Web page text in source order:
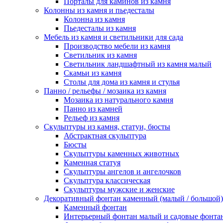
Колонны из камня и пьедесталы
Колонна из камня
Пьедесталы из камня
Мебель из камня и светильники для сада
Производство мебели из камня
Светильник из камня
Светильник ландшафтный из камня малый
Скамьи из камня
Столы для дома из камня и стулья
Панно / рельефы / мозаика из камня
Мозаика из натурального камня
Панно из камней
Рельеф из камня
Скульптуры из камня, статуи, бюсты
Абстрактная скульптура
Бюсты
Скульптуры каменных животных
Каменная статуя
Скульптуры ангелов и ангелочков
Скульптура классическая
Скульптуры мужские и женские
Декоративный фонтан каменный (малый / большой)
Каменный фонтан
Интерьерный фонтан малый и садовые